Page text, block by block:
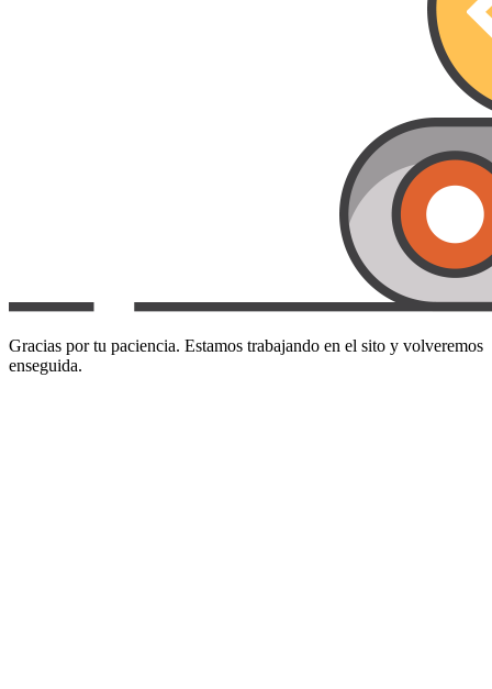
Gracias por tu paciencia. Estamos trabajando en el sito y volveremos
enseguida.